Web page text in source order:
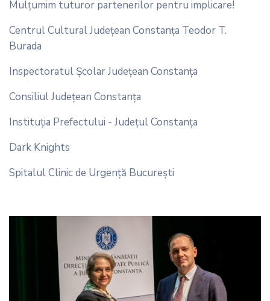
Mulțumim tuturor partenerilor pentru implicare!
Centrul Cultural Județean Constanța Teodor T.
Burada
Inspectoratul Școlar Județean Constanța
Consiliul Judeţean Constanţa
Instituția Prefectului - Județul Constanța
Dark Knights
Spitalul Clinic de Urgență București